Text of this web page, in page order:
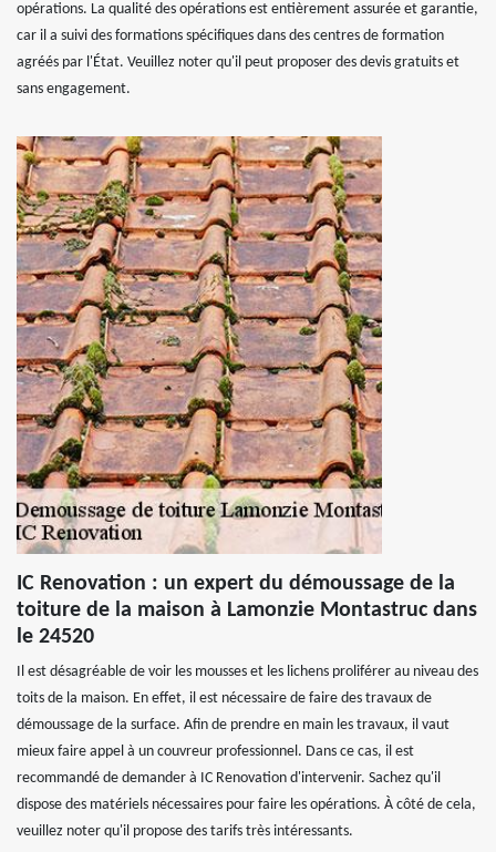
opérations. La qualité des opérations est entièrement assurée et garantie,
car il a suivi des formations spécifiques dans des centres de formation
agréés par l'État. Veuillez noter qu'il peut proposer des devis gratuits et
sans engagement.
IC Renovation : un expert du démoussage de la
toiture de la maison à Lamonzie Montastruc dans
le 24520
Il est désagréable de voir les mousses et les lichens proliférer au niveau des
toits de la maison. En effet, il est nécessaire de faire des travaux de
démoussage de la surface. Afin de prendre en main les travaux, il vaut
mieux faire appel à un couvreur professionnel. Dans ce cas, il est
recommandé de demander à IC Renovation d'intervenir. Sachez qu'il
dispose des matériels nécessaires pour faire les opérations. À côté de cela,
veuillez noter qu'il propose des tarifs très intéressants.